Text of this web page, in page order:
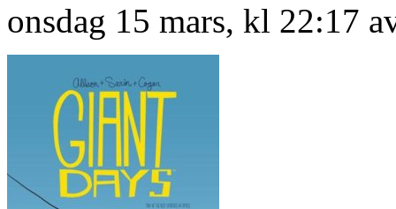
onsdag 15 mars, kl 22:17